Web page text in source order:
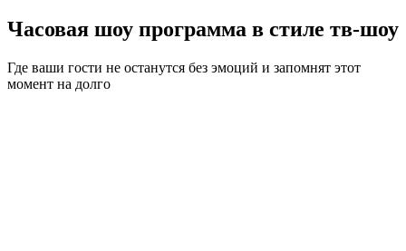
Часовая шоу программа в стиле тв-шоу
Где ваши гости не останутся без эмоций и запомнят этот
момент на долго